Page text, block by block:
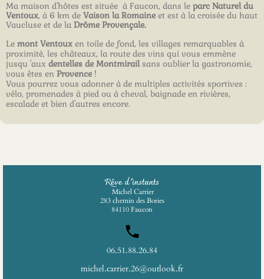
Ma maison d'hôtes est située à Faucon, dans le parc Naturel du
Ventoux, à 6 km de Vaison la Romaine et est à la croisée du haut
Vaucluse et de la Drôme Provençale.
Le mont Ventoux en toile de fond, les villages remarquables à
proximité, les châteaux, la route des vins qui vous emmène
jusqu 'aux dentelles de Montmirailsans oublier la gastronomie,
vous êtes en Provence !
Vous pourrez vous adonner à de multiples activités sportives :
vélo, promenades à pied ou à cheval, baignade en rivières,
escalade et bien d'autres encore.
Rêve d'instants
Michel Carrier
283 chemin des Bories
84110 Faucon
local_phone
06.51.88.26.84
michel.carrier.26@outlook.fr